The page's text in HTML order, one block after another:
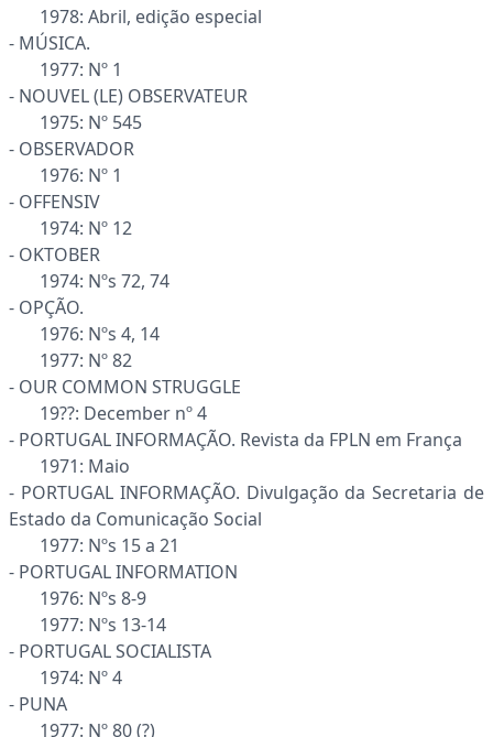
1978: Abril, edição especial
- MÚSICA.
1977: Nº 1
- NOUVEL (LE) OBSERVATEUR
1975: Nº 545
- OBSERVADOR
1976: Nº 1
- OFFENSIV
1974: Nº 12
- OKTOBER
1974: Nºs 72, 74
- OPÇÃO.
1976: Nºs 4, 14
1977: Nº 82
- OUR COMMON STRUGGLE
19??: December nº 4
- PORTUGAL INFORMAÇÃO. Revista da FPLN em França
1971: Maio
- PORTUGAL INFORMAÇÃO. Divulgação da Secretaria de
Estado da Comunicação Social
1977: Nºs 15 a 21
- PORTUGAL INFORMATION
1976: Nºs 8-9
1977: Nºs 13-14
- PORTUGAL SOCIALISTA
1974: Nº 4
- PUNA
1977: Nº 80 (?)